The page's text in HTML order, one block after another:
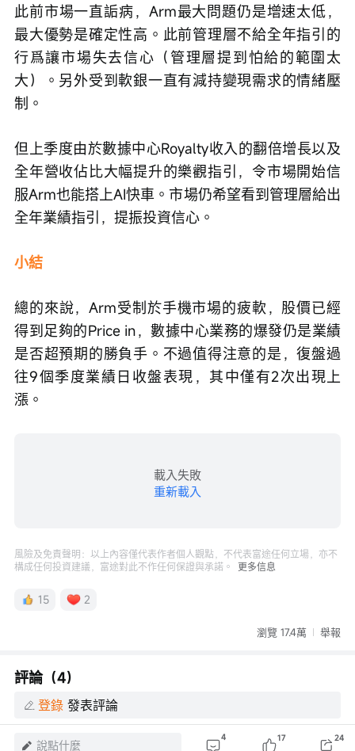
此前市場一直詬病，Arm最大問題仍是增速太低，
最大優勢是確定性高。此前管理層不給全年指引的
行爲讓市場失去信心（管理層提到怕給的範圍太
大）。另外受到軟銀一直有減持變現需求的情緒壓
制。
但上季度由於數據中心Royalty收入的翻倍增長以及
全年營收佔比大幅提升的樂觀指引，令市場開始信
服Arm也能搭上AI快車。市場仍希望看到管理層給出
全年業績指引，提振投資信心。
小結
總的來說，Arm受制於手機市場的疲軟，股價已經
得到足夠的Price in，數據中心業務的爆發仍是業績
是否超預期的勝負手。不過值得注意的是，復盤過
往9個季度業績日收盤表現，其中僅有2次出現上
漲。
載入失敗
重新載入
風險及免責聲明：以上內容僅代表作者個人觀點，不代表富途任何立場，亦不
構成任何投資建議，富途對此不作任何保證與承諾。
更多信息
15 2
瀏覽 17.4萬 舉報
評論（4）
登錄 發表評論
說點什麼
4 17 24